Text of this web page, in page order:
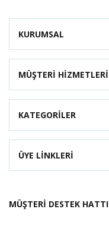
KURUMSAL
MÜŞTERİ HİZMETLERİ
KATEGORİLER
ÜYE LİNKLERİ
MÜŞTERİ DESTEK HATTI